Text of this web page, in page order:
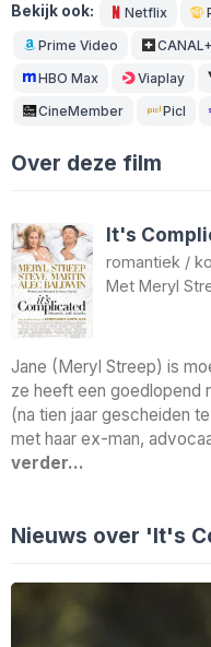
Bekijk ook: Netflix
Prime Video CANAL+
HBO Max Viaplay
CineMember Picl
Over deze film
It's
romantiek /
Met Meryl
Jane (Meryl Streep) is
ze heeft een goedlopend
(na tien jaar gescheiden
met haar ex-man,
verder…
Nieuws over 'It's